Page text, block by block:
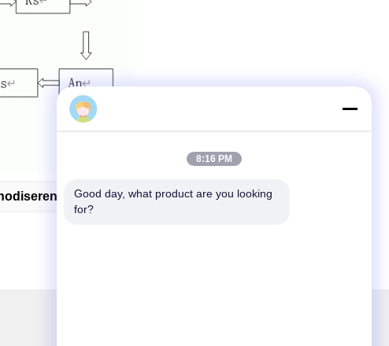
Lijn Aluminium Het Anodiseren Lijn
8:16 PM
Good day, what product are you looking
for?